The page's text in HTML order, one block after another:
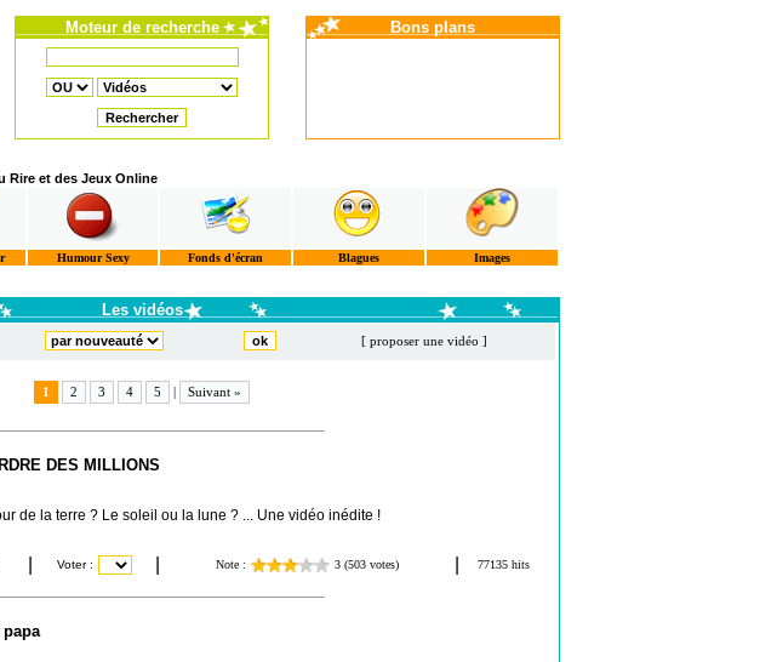
Moteur de recherche Bons plans
Rire et des Jeux Online
Humour Sexy Fonds d'écran Blagues Images
Les vidéos
[ proposer une vidéo ]
1 2 3 4 5 | Suivant »
DES MILLIONS
de la terre ? Le soleil ou la lune ? ... Une vidéo inédite !
papa